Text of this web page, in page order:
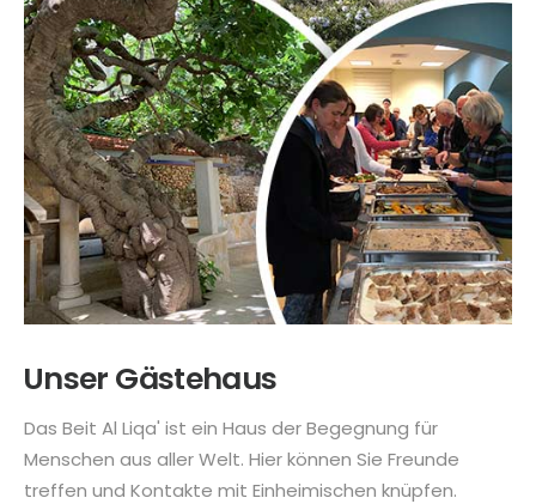
Unser Gästehaus
Das Beit Al Liqa' ist ein Haus der Begegnung für
Menschen aus aller Welt. Hier können Sie Freunde
treffen und Kontakte mit Einheimischen knüpfen.